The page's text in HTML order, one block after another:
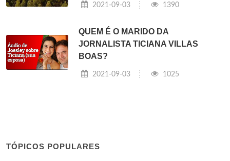
2021-09-03 1390
QUEM É O MARIDO DA
JORNALISTA TICIANA VILLAS
BOAS?
2021-09-03 1025
TÓPICOS POPULARES